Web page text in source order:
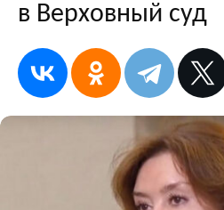
в Верховный суд